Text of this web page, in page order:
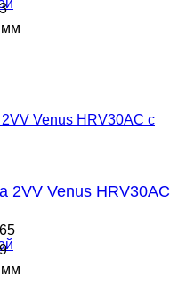
мм
2VV Venus
мм